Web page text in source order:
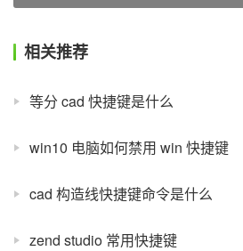
相关推荐
等分 cad 快捷键是什么
win10 电脑如何禁用 win 快捷键
cad 构造线快捷键命令是什么
zend studio 常用快捷键